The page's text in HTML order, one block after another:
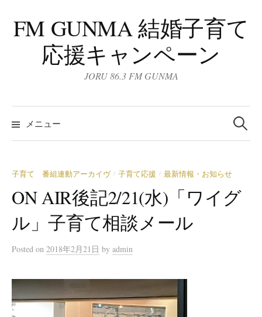
ン
テ
FM GUNMA 結婚子育て
応援キャンペーン
JORU 86.3 FM GUNMA
メニュー
検
索:
子育て 番組連動アーカイヴ / 子育て応援 / 最新情報・お知らせ
ON AIR後記2/21(水)「ワイグ
ル」子育て相談メール
Posted on 2018年2月21日 by admin